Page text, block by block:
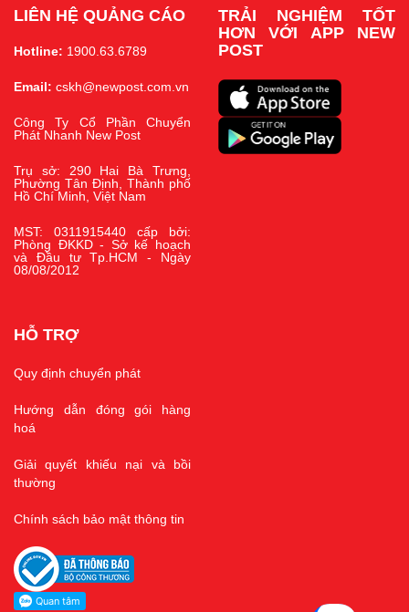
LIÊN HỆ QUẢNG CÁO
Hotline: 1900.63.6789
Email: cskh@newpost.com.vn
Công Ty Cổ Phần Chuyển
Phát Nhanh New Post
Trụ sở: 290 Hai Bà Trưng,
Phường Tân Định, Thành phố
Hồ Chí Minh, Việt Nam
MST: 0311915440 cấp bởi:
Phòng ĐKKD - Sở kế hoạch
và Đầu tư Tp.HCM - Ngày
08/08/2012
TRẢI NGHIỆM TỐT
HƠN VỚI APP NEW
POST
HỖ TRỢ
Quy định chuyển phát
Hướng dẫn đóng gói hàng
hoá
Giải quyết khiếu nại và bồi
thường
Chính sách bảo mật thông tin